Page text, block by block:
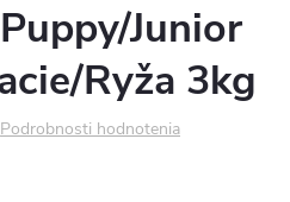
Junior
Ryža 3kg
Podrobnosti hodnotenia